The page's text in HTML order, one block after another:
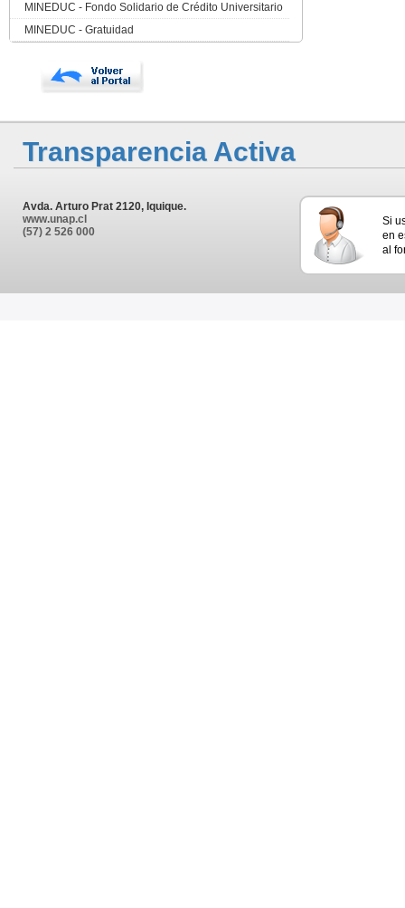
MINEDUC - Fondo Solidario de Crédito Universitario
MINEDUC - Gratuidad
Transparencia Activa
Avda. Arturo Prat 2120, Iquique.
www.unap.cl
(57) 2 526 000
Si
en
al